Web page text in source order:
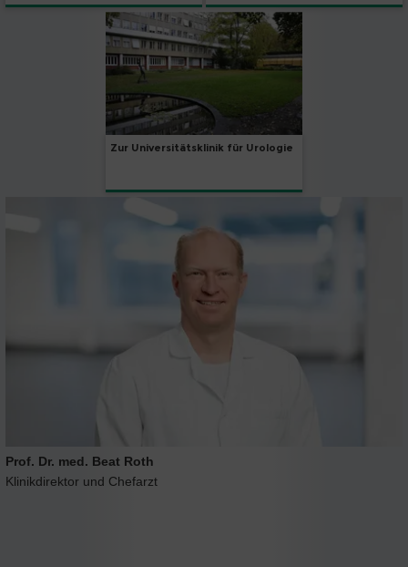
Zur Universitätsklinik für Urologie
Prof. Dr. med. Beat Roth
Klinikdirektor und Chefarzt